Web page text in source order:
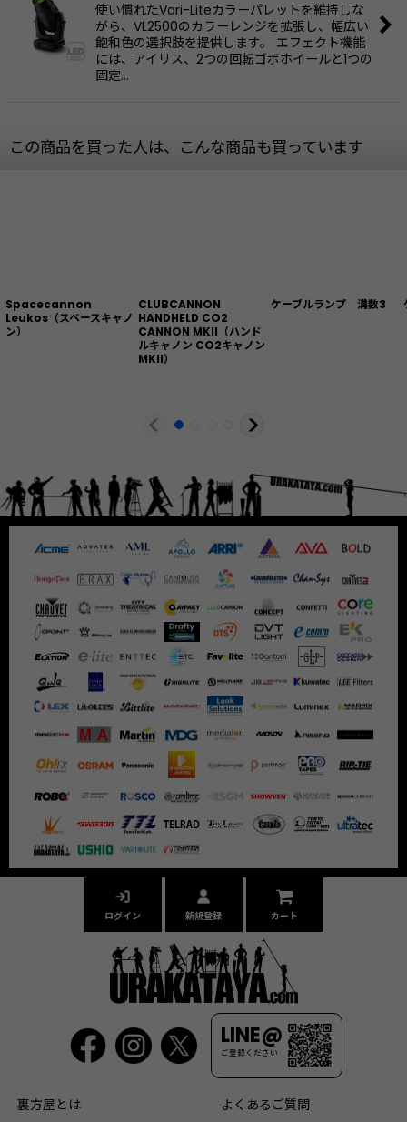
使い慣れたVari-Liteカラーパレットを維持しな
がら、VL2500のカラーレンジを拡張し、幅広い
飽和色の選択肢を提供します。 エフェクト機能
には、アイリス、2つの回転ゴボホイールと1つの
固定…
この商品を買った人は、こんな商品も買っています
Spacecannon
Leukos（スペースキャノ
ン）
CLUBCANNON
HANDHELD CO2
CANNON MKII（ハンド
ルキャノン CO2キャノン
MKII）
ケーブルランプ 溝数3
LINE@
ご登録ください
ログイン 新規登録 カート
裏方屋とは よくあるご質問